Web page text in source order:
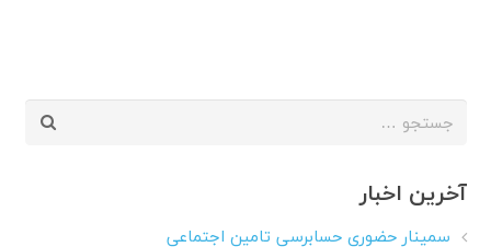
جستجو
آخرین اخبار
سمینار حضوری حسابرسی تامین اجتماعی